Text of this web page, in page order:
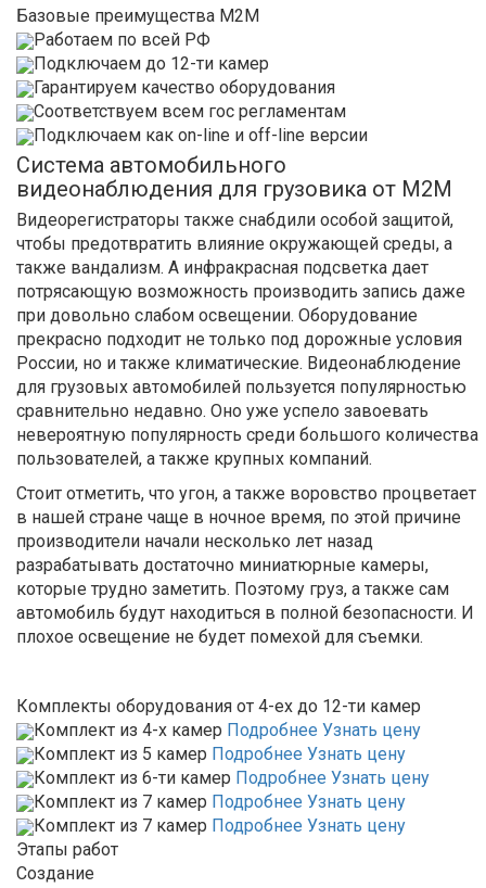
Базовые преимущества М2М
Работаем по всей РФ
Подключаем до 12-ти камер
Гарантируем качество оборудования
Соответствуем всем гос регламентам
Подключаем как on-line и off-line версии
Система автомобильного
видеонаблюдения для грузовика от М2М
Видеорегистраторы также снабдили особой защитой,
чтобы предотвратить влияние окружающей среды, а
также вандализм. А инфракрасная подсветка дает
потрясающую возможность производить запись даже
при довольно слабом освещении. Оборудование
прекрасно подходит не только под дорожные условия
России, но и также климатические. Видеонаблюдение
для грузовых автомобилей пользуется популярностью
сравнительно недавно. Оно уже успело завоевать
невероятную популярность среди большого количества
пользователей, а также крупных компаний.
Стоит отметить, что угон, а также воровство процветает
в нашей стране чаще в ночное время, по этой причине
производители начали несколько лет назад
разрабатывать достаточно миниатюрные камеры,
которые трудно заметить. Поэтому груз, а также сам
автомобиль будут находиться в полной безопасности. И
плохое освещение не будет помехой для съемки.
Комплекты оборудования от 4-ех до 12-ти камер
Комплект из 4-х камер Подробнее Узнать цену
Комплект из 5 камер Подробнее Узнать цену
Комплект из 6-ти камер Подробнее Узнать цену
Комплект из 7 камер Подробнее Узнать цену
Комплект из 7 камер Подробнее Узнать цену
Этапы работ
Создание